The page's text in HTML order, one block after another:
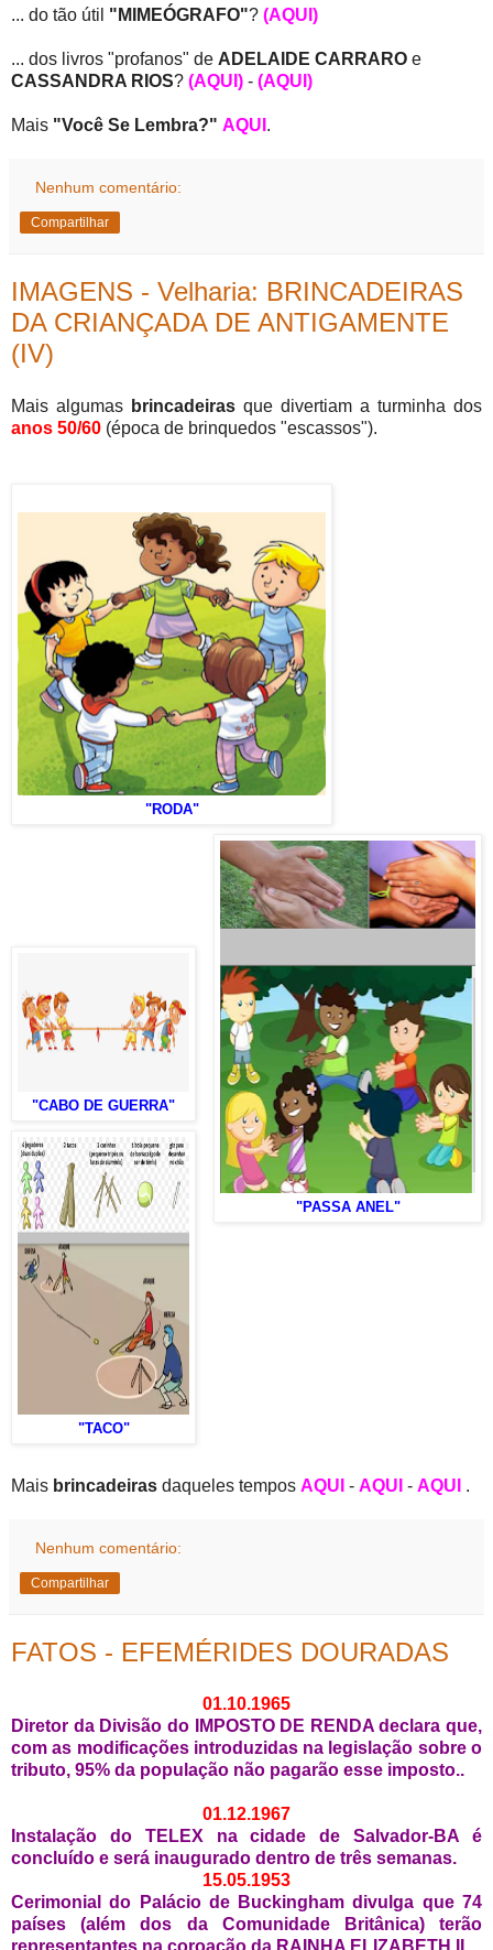
... do tão útil "MIMEÓGRAFO"? (AQUI)
... dos livros "profanos" de ADELAIDE CARRARO e
CASSANDRA RIOS? (AQUI) - (AQUI)
Mais "Você Se Lembra?" AQUI .
Nenhum comentário:
Compartilhar
IMAGENS - Velharia: BRINCADEIRAS
DA CRIANÇADA DE ANTIGAMENTE
(IV)
Mais algumas brincadeiras que divertiam a turminha dos
anos 50/60 (época de brinquedos "escassos").
"RODA"
"PASSA ANEL"
"CABO DE GUERRA"
"TACO"
Mais brincadeiras daqueles tempos AQUI - AQUI - AQUI .
Nenhum comentário:
Compartilhar
FATOS - EFEMÉRIDES DOURADAS
01.10.1965
Diretor da Divisão do IMPOSTO DE RENDA declara que,
com as modificações introduzidas na legislação sobre o
tributo, 95% da população não pagarão esse imposto..
01.12.1967
Instalação do TELEX na cidade de Salvador-BA é
concluído e será inaugurado dentro de três semanas.
15.05.1953
Cerimonial do Palácio de Buckingham divulga que 74
países (além dos da Comunidade Britânica) terão